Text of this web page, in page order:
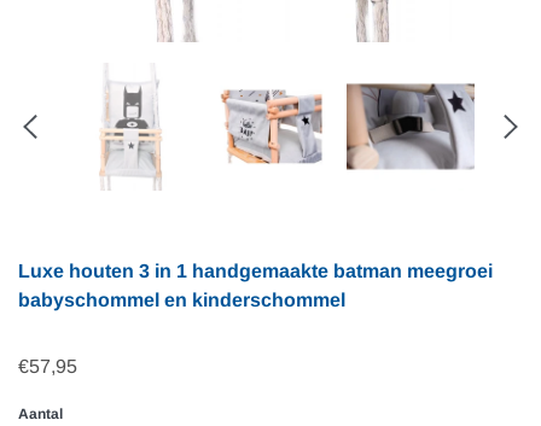
Luxe houten 3 in 1 handgemaakte batman meegroei
babyschommel en kinderschommel
€57,95
Aantal